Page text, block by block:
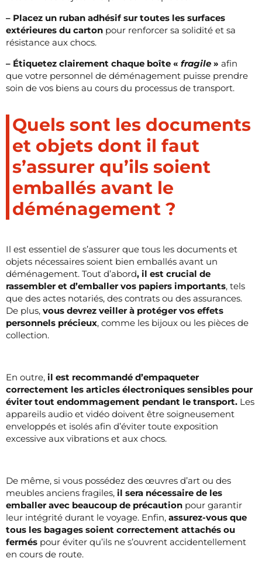
– Placez un ruban adhésif sur toutes les surfaces
extérieures du carton pour renforcer sa solidité et sa
résistance aux chocs.
– Étiquetez clairement chaque boîte « fragile » afin
que votre personnel de déménagement puisse prendre
soin de vos biens au cours du processus de transport.
Quels sont les documents
et objets dont il faut
s’assurer qu’ils soient
emballés avant le
déménagement ?
Il est essentiel de s’assurer que tous les documents et
objets nécessaires soient bien emballés avant un
déménagement. Tout d’abord, il est crucial de
rassembler et d’emballer vos papiers importants, tels
que des actes notariés, des contrats ou des assurances.
De plus, vous devrez veiller à protéger vos effets
personnels précieux, comme les bijoux ou les pièces de
collection.
En outre, il est recommandé d’empaqueter
correctement les articles électroniques sensibles pour
éviter tout endommagement pendant le transport. Les
appareils audio et vidéo doivent être soigneusement
enveloppés et isolés afin d’éviter toute exposition
excessive aux vibrations et aux chocs.
De même, si vous possédez des œuvres d’art ou des
meubles anciens fragiles, il sera nécessaire de les
emballer avec beaucoup de précaution pour garantir
leur intégrité durant le voyage. Enfin, assurez-vous que
tous les bagages soient correctement attachés ou
fermés pour éviter qu’ils ne s’ouvrent accidentellement
en cours de route.